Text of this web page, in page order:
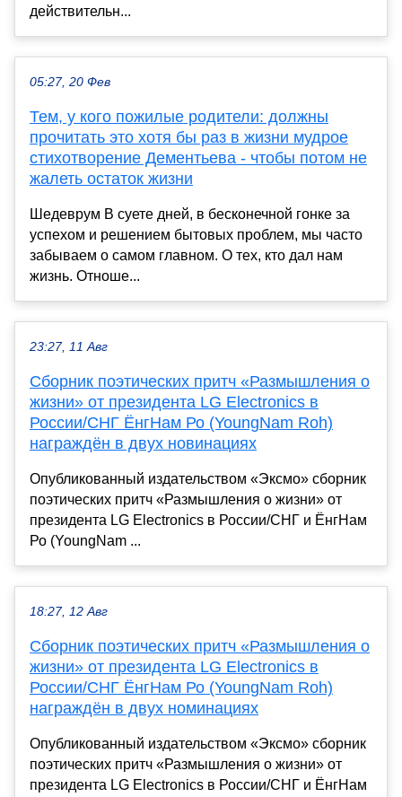
действительн...
05:27, 20 Фев
Тем, у кого пожилые родители: должны
прочитать это хотя бы раз в жизни мудрое
стихотворение Дементьева - чтобы потом не
жалеть остаток жизни
Шедеврум В суете дней, в бесконечной гонке за
успехом и решением бытовых проблем, мы часто
забываем о самом главном. О тех, кто дал нам
жизнь. Отноше...
23:27, 11 Авг
Cборник поэтических притч «Размышления о
жизни» от президента LG Electronics в
России/СНГ ЁнгНам Ро (YoungNam Roh)
награждён в двух новинациях
Опубликованный издательством «Эксмо» сборник
поэтических притч «Размышления о жизни» от
президента LG Electronics в России/СНГ и ЁнгНам
Ро (YoungNam ...
18:27, 12 Авг
Cборник поэтических притч «Размышления о
жизни» от президента LG Electronics в
России/СНГ ЁнгНам Ро (YoungNam Roh)
награждён в двух номинациях
Опубликованный издательством «Эксмо» сборник
поэтических притч «Размышления о жизни» от
президента LG Electronics в России/СНГ и ЁнгНам